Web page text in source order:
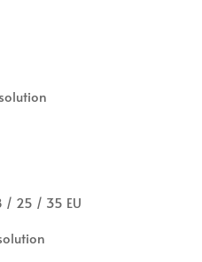
/ 25 / 35 EU